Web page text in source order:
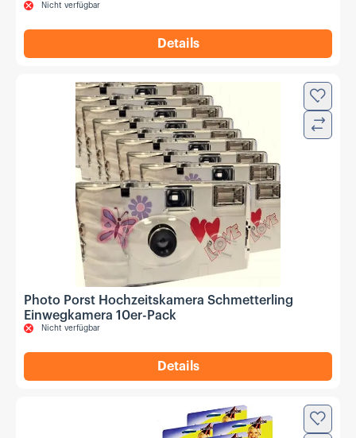
Nicht verfügbar
Details
,einwegkameras.net
Zur
Photo Porst Hochzeitskamera Schmetterling
Einwegkamera 10er-Pack
Nicht verfügbar
Details
Photo Porst
Zur